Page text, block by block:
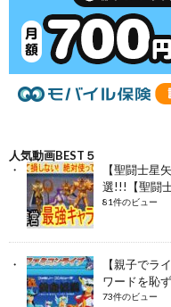
人気動画BEST５
【聖闘士星
選!!!【聖闘
81件のビュー
【親子でラ
ワードを恥
73件のビュー